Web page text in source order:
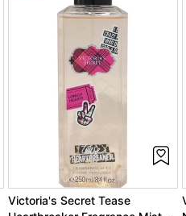
Victoria's Secret Tease